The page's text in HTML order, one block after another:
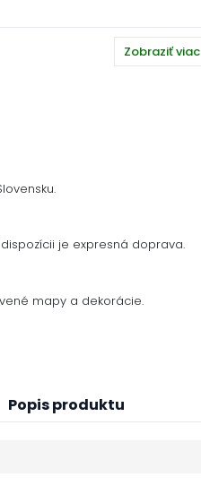
Zobraziť viac
je expresná doprava.
mapy a dekorácie.
Popis produktu